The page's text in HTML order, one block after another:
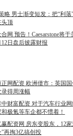
略 男士渐变短发：把“利落
头顶
合网 预告！Caesarstone将
12日盘后披露财报
正网配资 欧洲债市：英国
录得周涨幅
中财富配资 对于汽车行业
和极氪等车企都不惯着！
赢配资网 房东变股东，12
”再掏3亿搞创投